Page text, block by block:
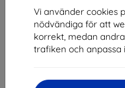
Vi använder cookies
nödvändiga för att
korrekt, medan
trafiken och anpassa